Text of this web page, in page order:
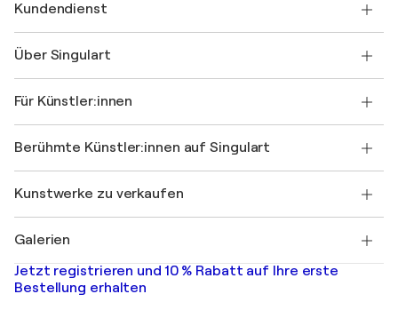
Kundendienst
Versand
Einen Gutschein verschenken
Werden Sie Mitglied unseres Handelsprogramms
Ihr Konto
+49 30 31196995
Über Singulart
FAQ
Singulart-Magazin
Jobs
Entdecken Sie kuratierte Originalkunst
Für Künstler:innen
Als Künstler anmelden
Berühmte Künstler:innen auf Singulart
Marc Chagall
Banksy
Mr. Brainwash
Shepard Fairey
Kunstwerke zu verkaufen
Abstrakte Gemälde zu verkaufen
Landschaftsgemälde
Drucke
Galerien
Kunstgalerien in Deutschland
Kunstgalerien in Schweiz
Jetzt registrieren und 10 % Rabatt auf Ihre erste
Bestellung erhalten